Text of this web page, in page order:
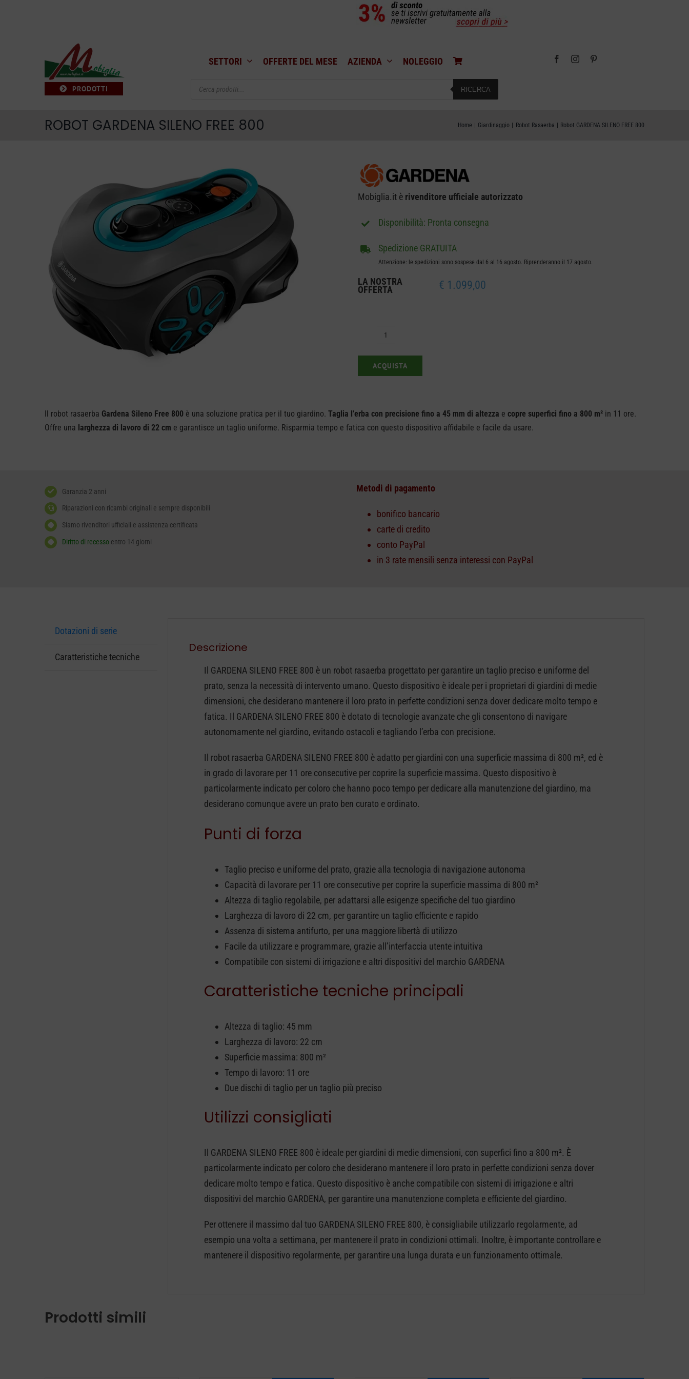
PRODOTTI
SETTORI OFFERTE DEL MESE AZIENDA NOLEGGIO
search
RICERCA
ROBOT GARDENA SILENO FREE 800 Home Giardinaggio Robot Rasaerba Robot GARDENA SILENO FREE 800
Mobiglia.it è rivenditore ufficiale autorizzato
Pronta consegna
Spedizione GRATUITA
Attenzione: le spedizioni sono sospese dal 6 al 16 agosto. Riprenderanno il 17 agosto.
LA NOSTRA
OFFERTA € 1.099,00
GARDENA
SILENO
quantità
ACQUISTA
Il robot rasaerba Gardena Sileno Free 800 è una soluzione pratica per il tuo giardino. Taglia l’erba con precisione fino a 45 mm di altezza e copre superfici fino a 800 m²in 11 ore.
Offre una larghezza di lavoro di 22 cm e garantisce un taglio uniforme. Risparmia tempo e fatica con questo dispositivo affidabile e facile da usare.
Garanzia 2 anni
Riparazioni con ricambi originali e sempre disponibili
Siamo rivenditori ufficiali e assistenza certificata
Diritto di recesso entro 14 giorni
Metodi di pagamento
bonifico bancario
carte di credito
conto PayPal
in 3 rate mensili senza interessi con PayPal
Dotazioni di serie
Caratteristiche tecniche
Descrizione
Il GARDENA SILENO FREE 800 è un robot rasaerba progettato per garantire un taglio preciso e uniforme del
prato, senza la necessità di intervento umano. Questo dispositivo è ideale per i proprietari di giardini di medie
dimensioni, che desiderano mantenere il loro prato in perfette condizioni senza dover dedicare molto tempo e
fatica. Il GARDENA SILENO FREE 800 è dotato di tecnologie avanzate che gli consentono di navigare
autonomamente nel giardino, evitando ostacoli e tagliando l’erba con precisione.
Il robot rasaerba GARDENA SILENO FREE 800 è adatto per giardini con una superficie massima di 800 m², ed è
in grado di lavorare per 11 ore consecutive per coprire la superficie massima. Questo dispositivo è
particolarmente indicato per coloro che hanno poco tempo per dedicare alla manutenzione del giardino, ma
desiderano comunque avere un prato ben curato e ordinato.
Punti di forza
Taglio preciso e uniforme del prato, grazie alla tecnologia di navigazione autonoma
Capacità di lavorare per 11 ore consecutive per coprire la superficie massima di 800 m²
Altezza di taglio regolabile, per adattarsi alle esigenze specifiche del tuo giardino
Larghezza di lavoro di 22 cm, per garantire un taglio efficiente e rapido
Assenza di sistema antifurto, per una maggiore libertà di utilizzo
Facile da utilizzare e programmare, grazie all’interfaccia utente intuitiva
Compatibile con sistemi di irrigazione e altri dispositivi del marchio GARDENA
Caratteristiche tecniche principali
Altezza di taglio: 45 mm
Larghezza di lavoro: 22 cm
Superficie massima: 800 m²
Tempo di lavoro: 11 ore
Due dischi di taglio per un taglio più preciso
Utilizzi consigliati
Il GARDENA SILENO FREE 800 è ideale per giardini di medie dimensioni, con superfici fino a 800 m². È
particolarmente indicato per coloro che desiderano mantenere il loro prato in perfette condizioni senza dover
dedicare molto tempo e fatica. Questo dispositivo è anche compatibile con sistemi di irrigazione e altri
dispositivi del marchio GARDENA, per garantire una manutenzione completa e efficiente del giardino.
Per ottenere il massimo dal tuo GARDENA SILENO FREE 800, è consigliabile utilizzarlo regolarmente, ad
esempio una volta a settimana, per mantenere il prato in condizioni ottimali. Inoltre, è importante controllare e
mantenere il dispositivo regolarmente, per garantire una lunga durata e un funzionamento ottimale.
Prodotti simili